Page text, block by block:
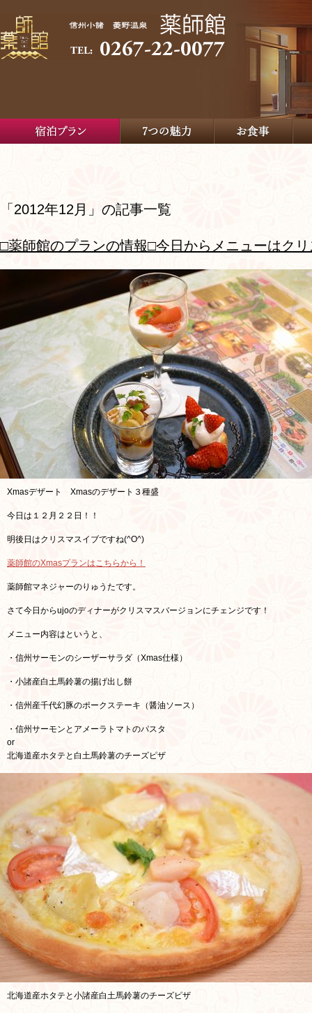
「2012年12月」の記事一覧
□薬師館のプランの情報□今日からメニューはク
Xmasデザート Xmasのデザート３種盛
今日は１２月２２日！！
明後日はクリスマスイブですね(^O^)
薬師館のXmasプランはこちらから！
薬師館マネジャーのりゅうたです。
さて今日からujoのディナーがクリスマスバージョンにチェンジです！
メニュー内容はというと、
・信州サーモンのシーザーサラダ（Xmas仕様）
・小諸産白土馬鈴薯の揚げ出し餅
・信州産千代幻豚のポークステーキ（醤油ソース）
・信州サーモンとアメーラトマトのパスタ
or
北海道産ホタテと白土馬鈴薯のチーズピザ
北海道産ホタテと小諸産白土馬鈴薯のチーズピザ